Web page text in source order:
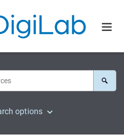
options